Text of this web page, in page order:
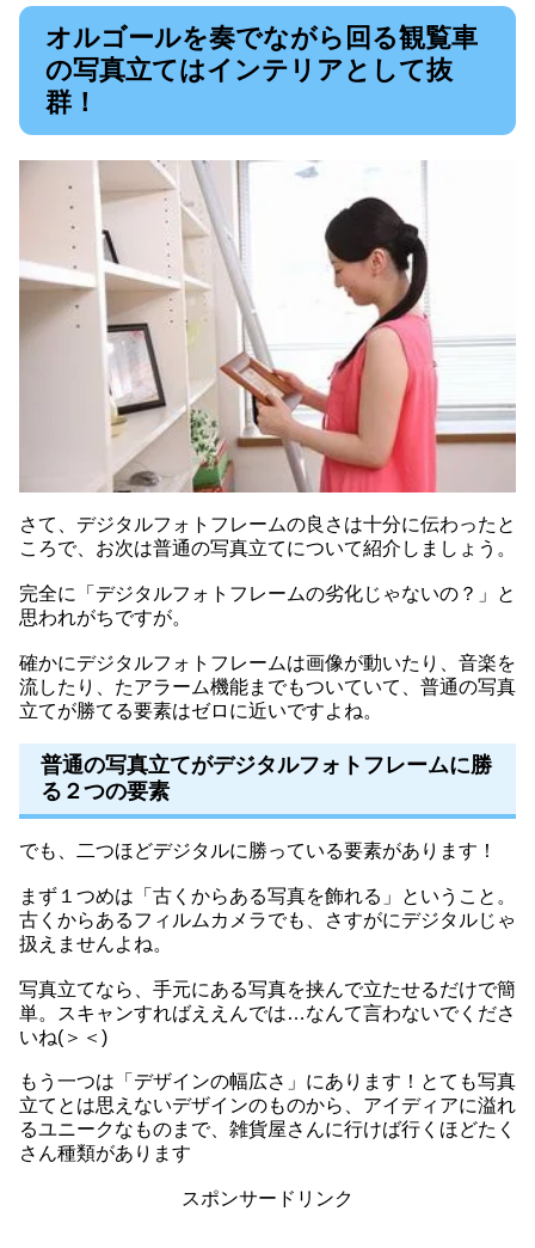
オルゴールを奏でながら回る観覧車
の写真立てはインテリアとして抜
群！
さて、デジタルフォトフレームの良さは十分に伝わったと
ころで、お次は普通の写真立てについて紹介しましょう。
完全に「デジタルフォトフレームの劣化じゃないの？」と
思われがちですが。
確かにデジタルフォトフレームは画像が動いたり、音楽を
流したり、たアラーム機能までもついていて、普通の写真
立てが勝てる要素はゼロに近いですよね。
普通の写真立てがデジタルフォトフレームに勝
る２つの要素
でも、二つほどデジタルに勝っている要素があります！
まず１つめは「古くからある写真を飾れる」ということ。
古くからあるフィルムカメラでも、さすがにデジタルじゃ
扱えませんよね。
写真立てなら、手元にある写真を挟んで立たせるだけで簡
単。スキャンすればええんでは…なんて言わないでくださ
いね(＞＜)
もう一つは「デザインの幅広さ」にあります！とても写真
立てとは思えないデザインのものから、アイディアに溢れ
るユニークなものまで、雑貨屋さんに行けば行くほどたく
さん種類があります
スポンサードリンク